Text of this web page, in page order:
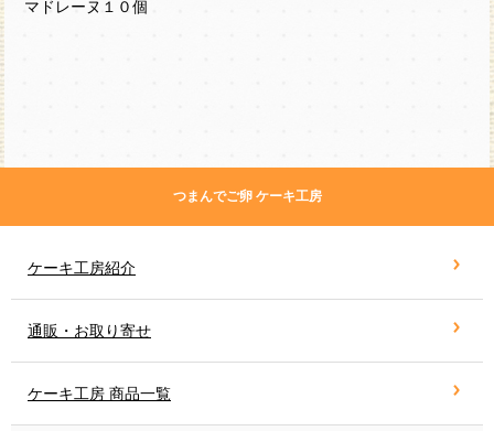
マドレーヌ１０個
つまんでご卵 ケーキ工房
ケーキ工房紹介
通販・お取り寄せ
ケーキ工房 商品一覧